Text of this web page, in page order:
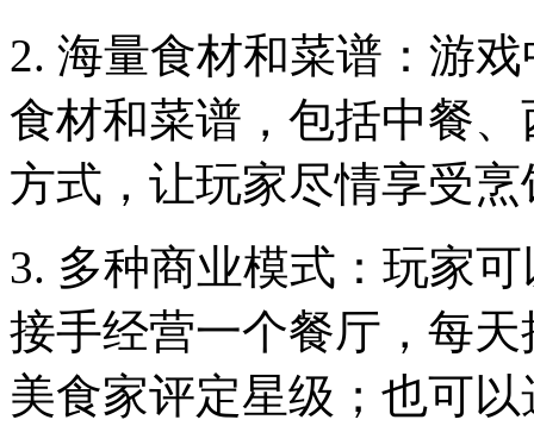
2. 海量食材和菜谱：游
食材和菜谱，包括中餐
方式，让玩家尽情享受
3. 多种商业模式：玩家
接手经营一个餐厅，每天
美食家评定星级；也可